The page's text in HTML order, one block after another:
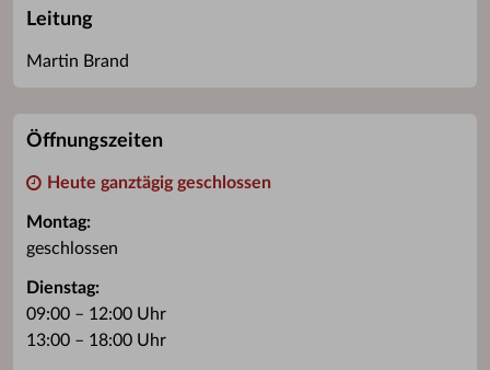
Leitung
Martin Brand
Öffnungszeiten
Heute ganztägig geschlossen
Montag:
geschlossen
Dienstag:
09:00 – 12:00 Uhr
13:00 – 18:00 Uhr